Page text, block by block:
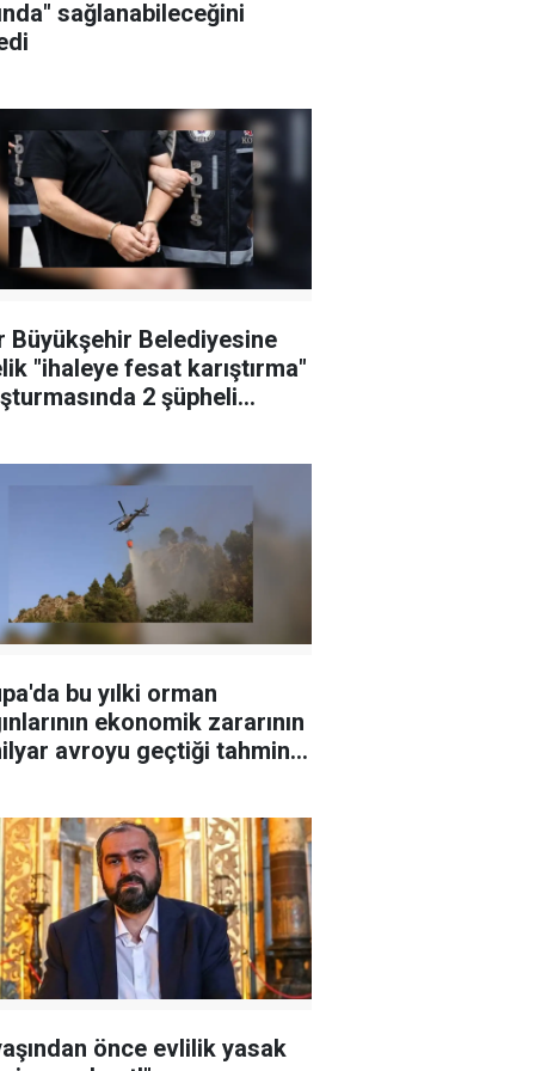
sağlanabileceğini
Büyükşehir Belediyesine
"ihaleye fesat karıştırma"
2 şüpheli
bu yılki orman
ekonomik zararının
avroyu geçtiği tahmin
önce evlilik yasak